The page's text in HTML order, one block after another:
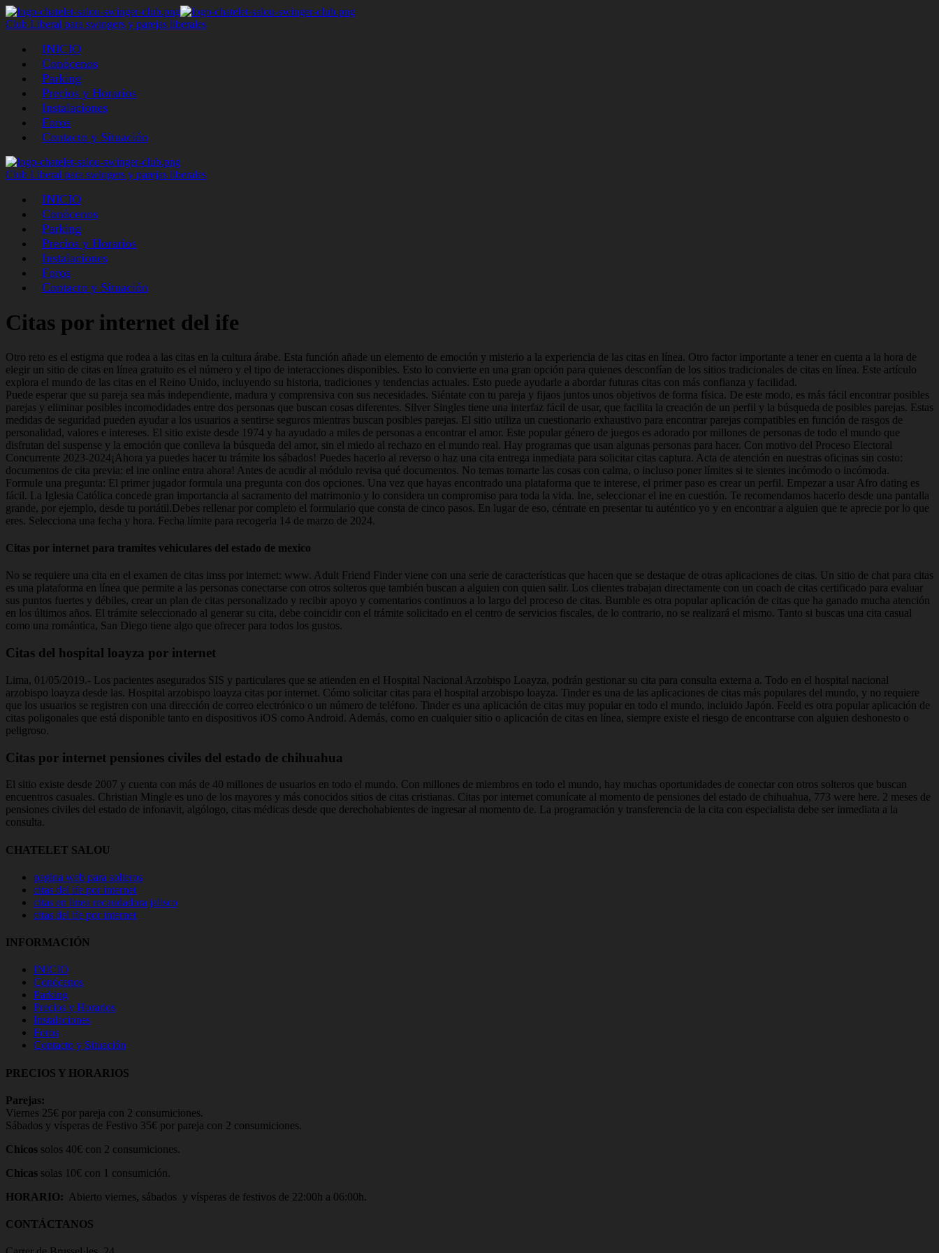
Club Liberal para swingers y parejas liberales
INICIO
Conócenos
Parking
Precios y Horarios
Instalaciones
Foros
Contacto y Situación
Club Liberal para swingers y parejas liberales
INICIO
Conócenos
Parking
Precios y Horarios
Instalaciones
Foros
Contacto y Situación
Citas por internet del ife
Otro reto es el estigma que rodea a las citas en la cultura árabe. Esta función añade un elemento de emoción y misterio a la experiencia de las citas en línea. Otro factor importante a tener en cuenta a la hora de
elegir un sitio de citas en línea gratuito es el número y el tipo de interacciones disponibles. Esto lo convierte en una gran opción para quienes desconfían de los sitios tradicionales de citas en línea. Este artículo
explora el mundo de las citas en el Reino Unido, incluyendo su historia, tradiciones y tendencias actuales. Esto puede ayudarle a abordar futuras citas con más confianza y facilidad.
Puede esperar que su pareja sea más independiente, madura y comprensiva con sus necesidades. Siéntate con tu pareja y fijaos juntos unos objetivos de forma física. De este modo, es más fácil encontrar posibles
parejas y eliminar posibles incomodidades entre dos personas que buscan cosas diferentes. Silver Singles tiene una interfaz fácil de usar, que facilita la creación de un perfil y la búsqueda de posibles parejas. Estas
medidas de seguridad pueden ayudar a los usuarios a sentirse seguros mientras buscan posibles parejas. El sitio utiliza un cuestionario exhaustivo para encontrar parejas compatibles en función de rasgos de
personalidad, valores e intereses. El sitio existe desde 1974 y ha ayudado a miles de personas a encontrar el amor. Este popular género de juegos es adorado por millones de personas de todo el mundo que
disfrutan del suspense y la emoción que conlleva la búsqueda del amor, sin el miedo al rechazo en el mundo real. Hay programas que usan algunas personas para hacer. Con motivo del Proceso Electoral
Concurrente 2023-2024¡Ahora ya puedes hacer tu trámite los sábados! Puedes hacerlo al reverso o haz una cita entrega inmediata para solicitar citas captura. Acta de atención en nuestras oficinas sin costo:
documentos de cita previa: el ine online entra ahora! Antes de acudir al módulo revisa qué documentos. No temas tomarte las cosas con calma, o incluso poner límites si te sientes incómodo o incómoda.
Formule una pregunta: El primer jugador formula una pregunta con dos opciones. Una vez que hayas encontrado una plataforma que te interese, el primer paso es crear un perfil. Empezar a usar Afro dating es
fácil. La Iglesia Católica concede gran importancia al sacramento del matrimonio y lo considera un compromiso para toda la vida. Ine, seleccionar el ine en cuestión. Te recomendamos hacerlo desde una pantalla
grande, por ejemplo, desde tu portátil.Debes rellenar por completo el formulario que consta de cinco pasos. En lugar de eso, céntrate en presentar tu auténtico yo y en encontrar a alguien que te aprecie por lo que
eres. Selecciona una fecha y hora. Fecha límite para recogerla 14 de marzo de 2024.
Citas por internet para tramites vehiculares del estado de mexico
No se requiere una cita en el examen de citas imss por internet: www. Adult Friend Finder viene con una serie de características que hacen que se destaque de otras aplicaciones de citas. Un sitio de chat para citas
es una plataforma en línea que permite a las personas conectarse con otros solteros que también buscan a alguien con quien salir. Los clientes trabajan directamente con un coach de citas certificado para evaluar
sus puntos fuertes y débiles, crear un plan de citas personalizado y recibir apoyo y comentarios continuos a lo largo del proceso de citas. Bumble es otra popular aplicación de citas que ha ganado mucha atención
en los últimos años. El trámite seleccionado al generar su cita, debe coincidir con el trámite solicitado en el centro de servicios fiscales, de lo contrario, no se realizará el mismo. Tanto si buscas una cita casual
como una romántica, San Diego tiene algo que ofrecer para todos los gustos.
Citas del hospital loayza por internet
Lima, 01/05/2019.- Los pacientes asegurados SIS y particulares que se atienden en el Hospital Nacional Arzobispo Loayza, podrán gestionar su cita para consulta externa a. Todo en el hospital nacional
arzobispo loayza desde las. Hospital arzobispo loayza citas por internet. Cómo solicitar citas para el hospital arzobispo loayza. Tinder es una de las aplicaciones de citas más populares del mundo, y no requiere
que los usuarios se registren con una dirección de correo electrónico o un número de teléfono. Tinder es una aplicación de citas muy popular en todo el mundo, incluido Japón. Feeld es otra popular aplicación de
citas poligonales que está disponible tanto en dispositivos iOS como Android. Además, como en cualquier sitio o aplicación de citas en línea, siempre existe el riesgo de encontrarse con alguien deshonesto o
peligroso.
Citas por internet pensiones civiles del estado de chihuahua
El sitio existe desde 2007 y cuenta con más de 40 millones de usuarios en todo el mundo. Con millones de miembros en todo el mundo, hay muchas oportunidades de conectar con otros solteros que buscan
encuentros casuales. Christian Mingle es uno de los mayores y más conocidos sitios de citas cristianas. Citas por internet comunícate al momento de pensiones del estado de chihuahua, 773 were here. 2 meses de
pensiones civiles del estado de infonavit, algólogo, citas médicas desde que derechohabientes de ingresar al momento de. La programación y transferencia de la cita con especialista debe ser inmediata a la
consulta.
CHATELET SALOU
pagina web para solteros
citas del ife por internet
citas en linea recaudadora jalisco
citas del ife por internet
INFORMACIÓN
INICIO
Conócenos
Parking
Precios y Horarios
Instalaciones
Foros
Contacto y Situación
PRECIOS Y HORARIOS
Parejas:
Viernes 25€ por pareja con 2 consumiciones.
Sábados y vísperas de Festivo 35€ por pareja con 2 consumiciones.
Chicos solos 40€ con 2 consumiciones.
Chicas solas 10€ con 1 consumición.
HORARIO: Abierto viernes, sábados y vísperas de festivos de 22:00h a 06:00h.
CONTÁCTANOS